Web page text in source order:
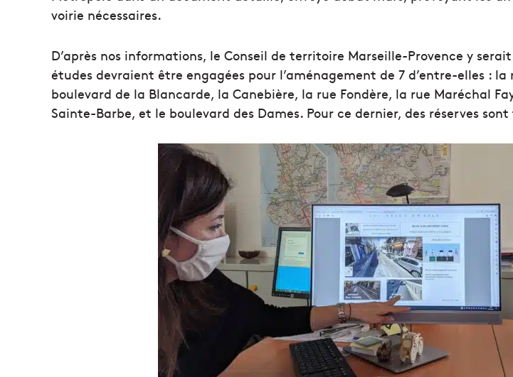
voirie nécessaires.
D’après nos informations, le Conseil de territoire Marseille-Provence y
études devraient être engagées pour l’aménagement de 7 d’entre-elles : la
boulevard de la Blancarde, la Canebière, la rue Fondère, la rue Maréchal
Sainte-Barbe, et le boulevard des Dames. Pour ce dernier, des réserves